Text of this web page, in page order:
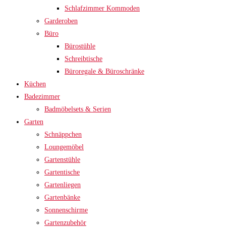
Schlafzimmer Kommoden
Garderoben
Büro
Bürostühle
Schreibtische
Büroregale & Büroschränke
Küchen
Badezimmer
Badmöbelsets & Serien
Garten
Schnäppchen
Loungemöbel
Gartenstühle
Gartentische
Gartenliegen
Gartenbänke
Sonnenschirme
Gartenzubehör